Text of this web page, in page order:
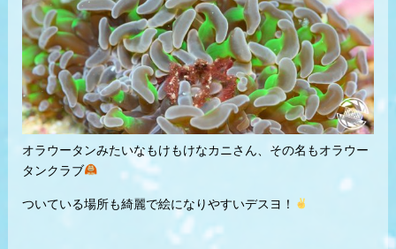
オラウータンみたいなもけもけなカニさん、その名もオラウー
タンクラブ
ついている場所も綺麗で絵になりやすいデスヨ！